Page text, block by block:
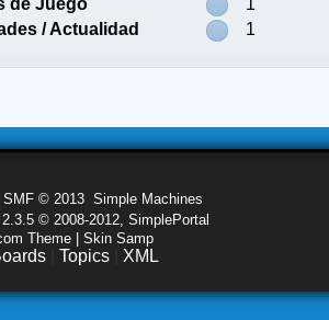
/ Actualidad
1
SMF © 2013 Simple Machines
© 2008-2012, SimplePortal
Theme | Skin Samp
Topics XML